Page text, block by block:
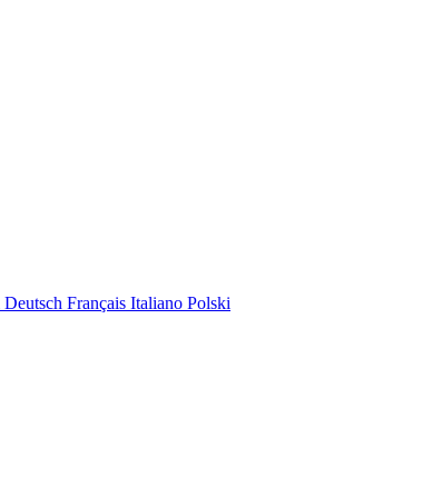
Deutsch Français Italiano Polski